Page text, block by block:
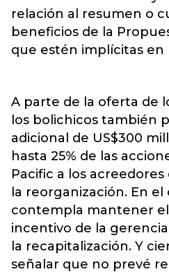
relación al resumen o
beneficios de la
que estén implícitas en
A parte de la oferta de
los bolichicos también
adicional de US$300
hasta 25% de las
Pacific a los
la reorganización. En
contempla mantener
incentivo de la
la recapitalización. Y
señalar que no prevé